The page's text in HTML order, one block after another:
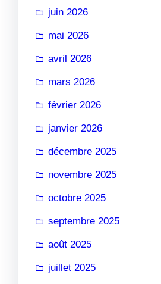
juin 2026
mai 2026
avril 2026
mars 2026
février 2026
janvier 2026
décembre 2025
novembre 2025
octobre 2025
septembre 2025
août 2025
juillet 2025